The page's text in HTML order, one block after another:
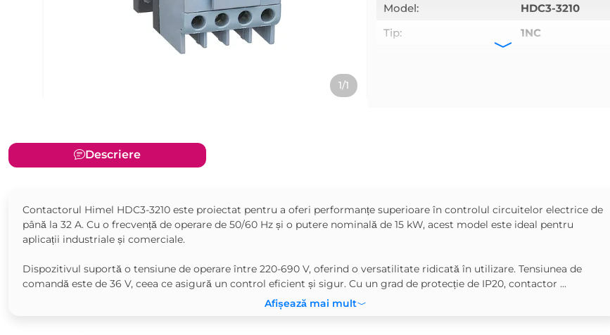
1/1
Model:
HDC3-3210
Tip:
1NC
Descriere
Contactorul Himel HDC3-3210 este proiectat pentru a oferi performanțe superioare în controlul circuitelor electrice de
până la 32 A. Cu o frecvență de operare de 50/60 Hz și o putere nominală de 15 kW, acest model este ideal pentru
aplicații industriale și comerciale.
Dispozitivul suportă o tensiune de operare între 220-690 V, oferind o versatilitate ridicată în utilizare. Tensiunea de
comandă este de 36 V, ceea ce asigură un control eficient și sigur. Cu un grad de protecție de IP20, contactor ...
Afișează mai mult